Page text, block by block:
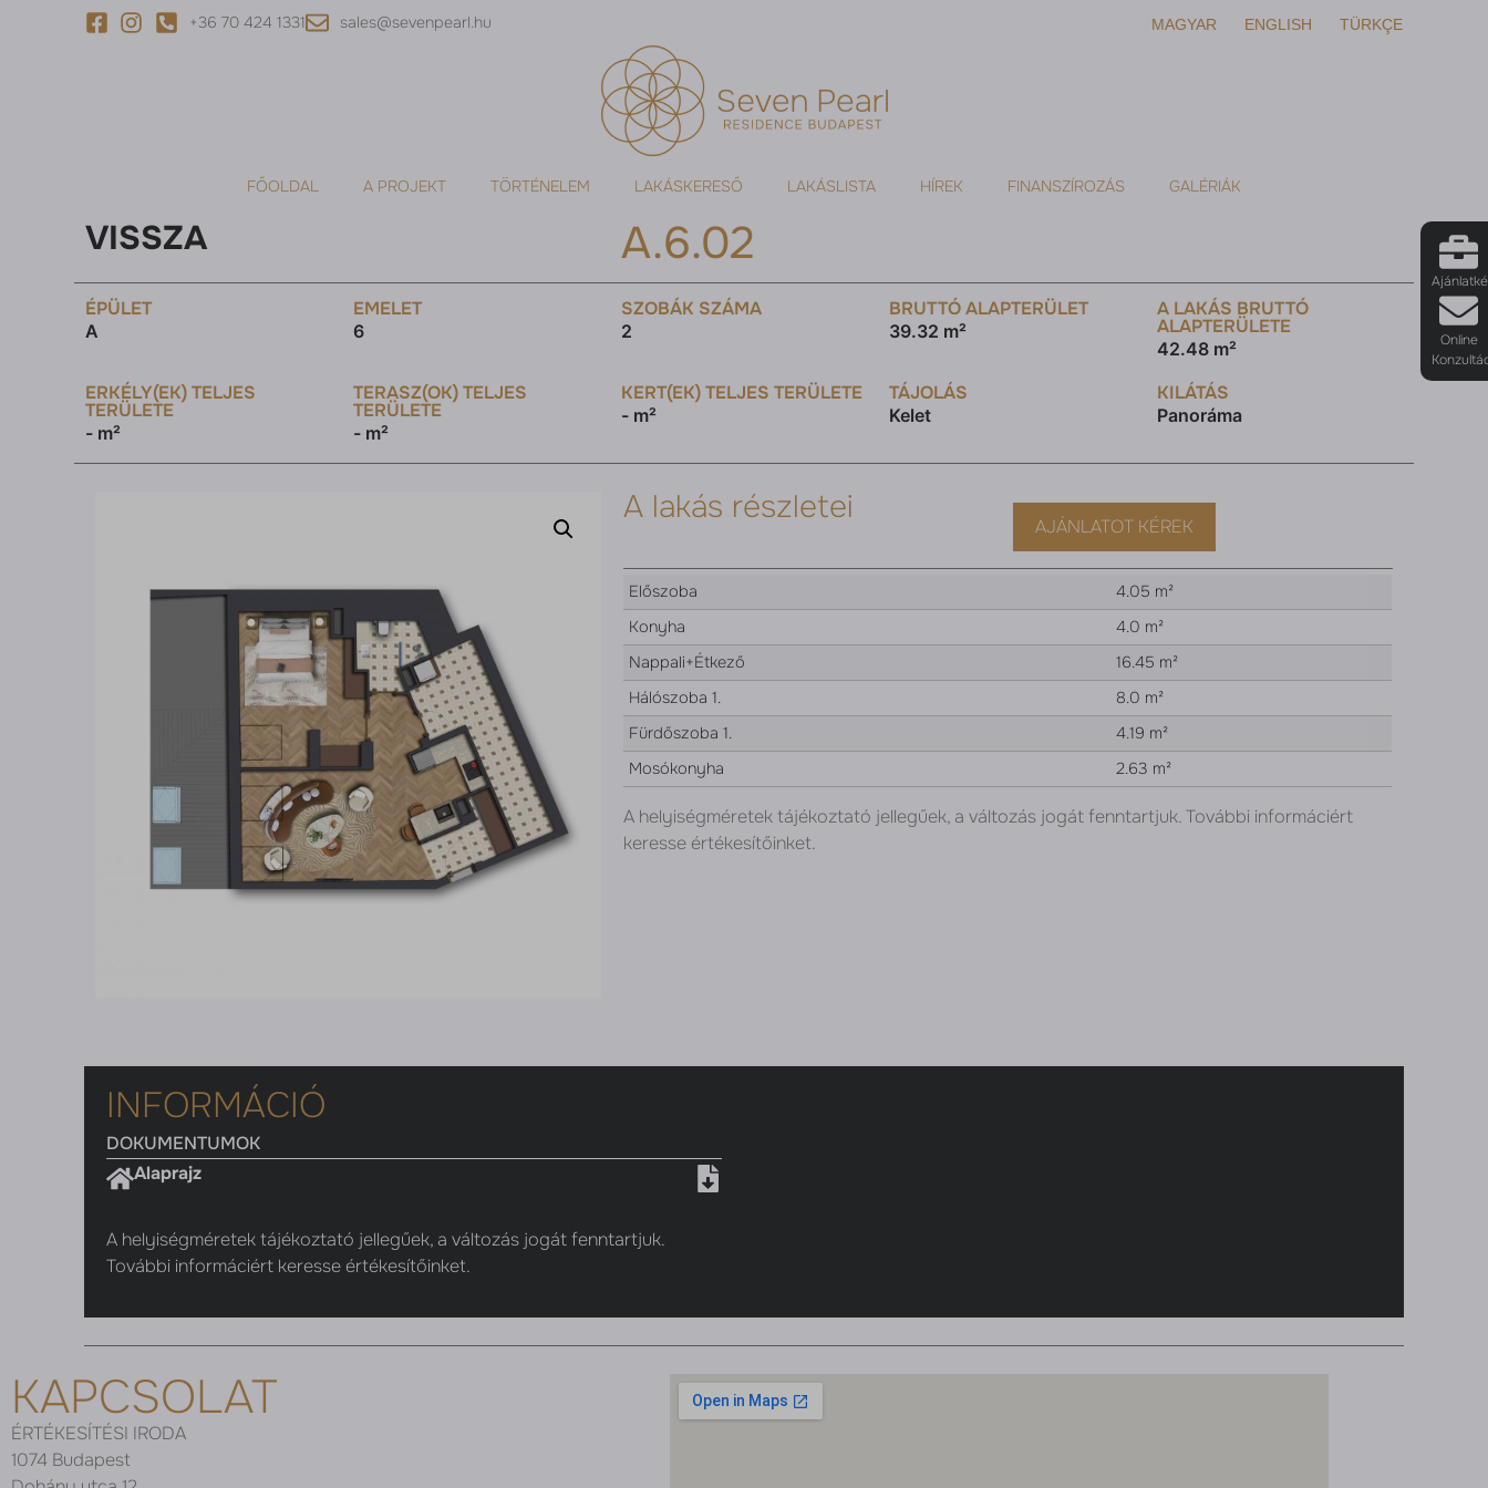
+36 70 424 1331 sales@sevenpearl.hu MAGYAR ENGLISH TÜRKÇE
FŐOLDAL A PROJEKT TÖRTÉNELEM LAKÁSKERESŐ LAKÁSLISTA HÍREK FINANSZÍROZÁS GALÉRIÁK
Online
VISSZA A.6.02
ÉPÜLET
A
EMELET
6
SZOBÁK SZÁMA
2
BRUTTÓ ALAPTERÜLET
39.32 m²
A LAKÁS BRUTTÓ
ALAPTERÜLETE
42.48 m²
ERKÉLY(EK) TELJES
TERÜLETE
- m²
TERASZ(OK) TELJES
TERÜLETE
- m²
KERT(EK) TELJES TERÜLETE
- m²
TÁJOLÁS
Kelet
KILÁTÁS
Panoráma
A lakás részletei AJÁNLATOT KÉREK
Előszoba
4.05 m²
Konyha
4.0 m²
Nappali+Étkező
16.45 m²
Hálószoba 1.
8.0 m²
Fürdőszoba 1.
4.19 m²
Mosókonyha
2.63 m²
A helyiségméretek tájékoztató jellegűek, a változás jogát fenntartjuk. További informáciért
keresse értékesítőinket.
INFORMÁCIÓ
DOKUMENTUMOK
Alaprajz
A helyiségméretek tájékoztató jellegűek, a változás jogát fenntartjuk.
További informáciért keresse értékesítőinket.
KAPCSOLAT
ÉRTÉKESÍTÉSI IRODA
1074 Budapest